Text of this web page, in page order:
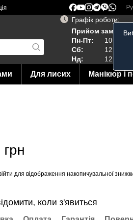
Графік роботи:
Прийом
Пн-Пт:
Сб:
Нд:
12:00--
Для лисих Манікюр і
для відображення накопичувальної
коли з'явиться